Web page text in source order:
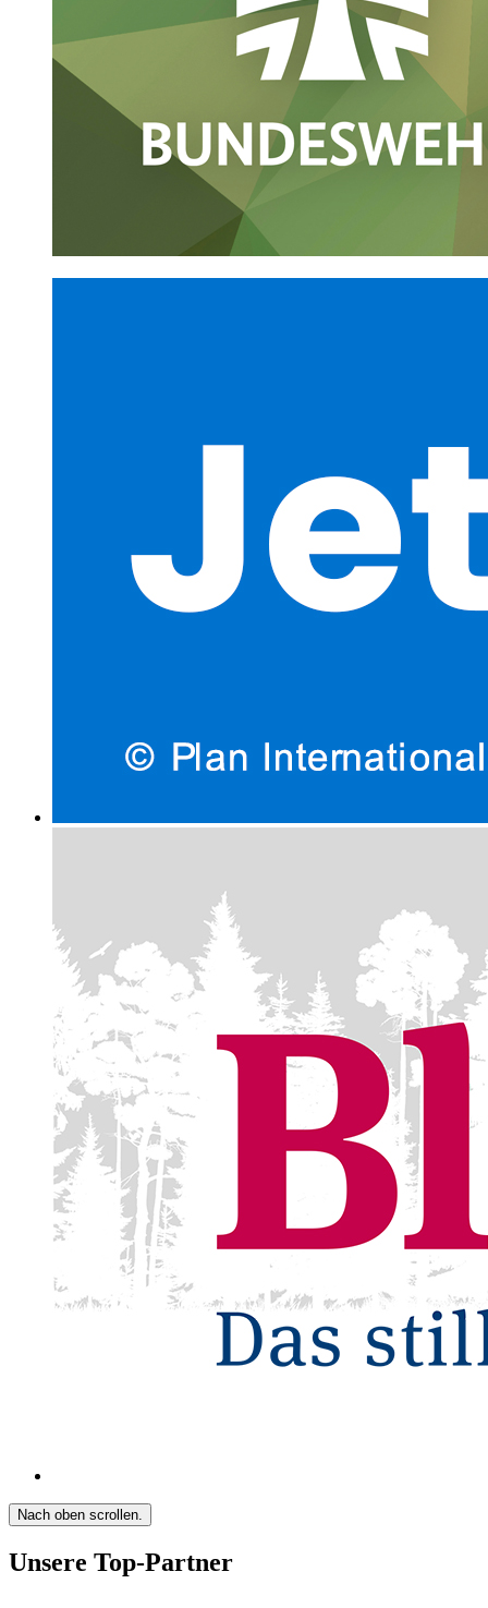
Nach oben scrollen.
Unsere Top-Partner